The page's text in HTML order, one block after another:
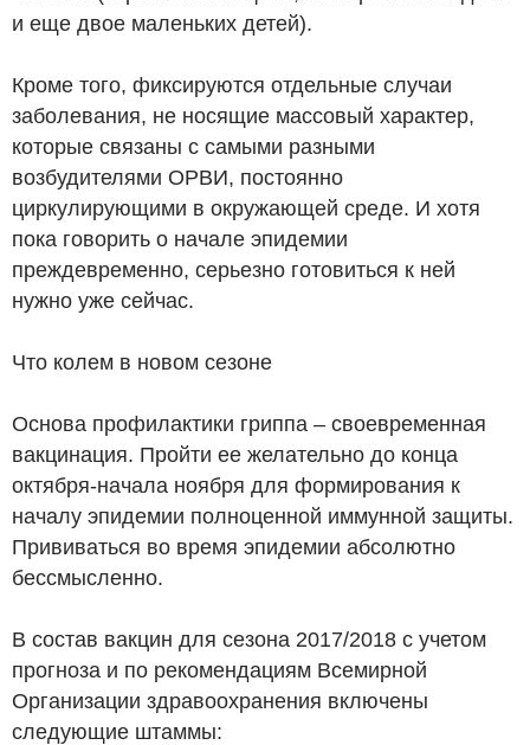
и еще двое маленьких детей).
Кроме того, фиксируются отдельные случаи
заболевания, не носящие массовый характер,
которые связаны с самыми разными
возбудителями ОРВИ, постоянно
циркулирующими в окружающей среде. И хотя
пока говорить о начале эпидемии
преждевременно, серьезно готовиться к ней
нужно уже сейчас.
Что колем в новом сезоне
Основа профилактики гриппа – своевременная
вакцинация. Пройти ее желательно до конца
октября-начала ноября для формирования к
началу эпидемии полноценной иммунной защиты.
Прививаться во время эпидемии абсолютно
бессмысленно.
В состав вакцин для сезона 2017/2018 с учетом
прогноза и по рекомендациям Всемирной
Организации здравоохранения включены
следующие штаммы: